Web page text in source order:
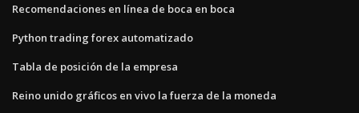
Recomendaciones en línea de boca en boca
Python trading forex automatizado
Tabla de posición de la empresa
Reino unido gráficos en vivo la fuerza de la moneda